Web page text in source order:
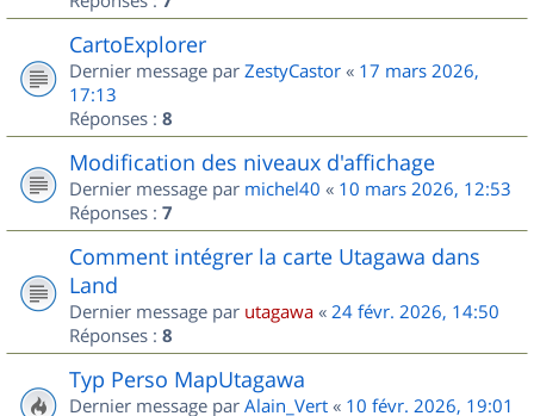
CartoExplorer
Dernier message par ZestyCastor « 17 mars 2026,
17:13
Réponses : 8
Modification des niveaux d'affichage
Dernier message par michel40 « 10 mars 2026, 12:53
Réponses : 7
Comment intégrer la carte Utagawa dans
Land
Dernier message par utagawa « 24 févr. 2026, 14:50
Réponses : 8
Typ Perso MapUtagawa
Dernier message par Alain_Vert « 10 févr. 2026, 19:01